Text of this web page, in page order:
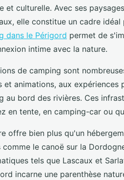
et culturelle. Avec ses
elle constitue un cadre
dans le Périgord permet de
intime avec la nature.
de camping sont
et animations, aux
au bord des rivières. Ces
en tente, en camping-car ou
offre bien plus qu'un
comme le canoë sur la
tels que Lascaux et
incarne une parenthèse